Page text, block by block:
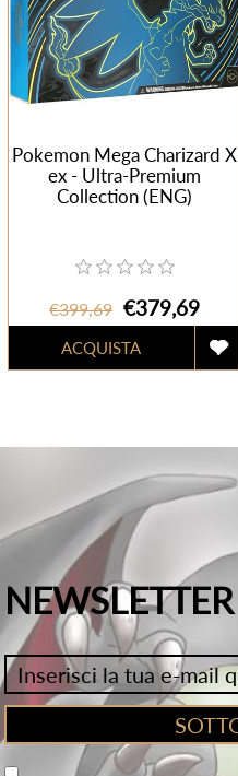
Pokemon Mega Charizard X
ex - Ultra-Premium
Collection (ENG)
€399,69 €379,69
NEWSLETTER